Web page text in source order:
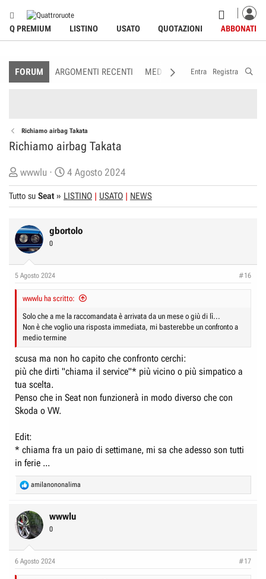
Q PREMIUM LISTINO USATO QUOTAZIONI ABBONATI
FORUM ARGOMENTI RECENTI MEDIA MEMBRI
Entra Registra
Richiamo airbag Takata
Richiamo airbag Takata
C
r
e
t
o
e
s
c
u
s
s
i
o
n
wwwlu
D
a
t
d
z
i
o
4 Agosto 2024
Tutto su Seat» LISTINO USATO NEWS
gbortolo
0
5 Agosto 2024 #16
wwwlu ha scritto:
Solo che a me la raccomandata è arrivata da un mese o giù di lì...
Non è che voglio una risposta immediata, mi basterebbe un confronto a
medio termine
scusa ma non ho capito che confronto cerchi:
più che dirti "chiama il service"* più vicino o più simpatico a
tua scelta.
Penso che in Seat non funzionerà in modo diverso che con
Skoda o VW.
Edit:
* chiama fra un paio di settimane, mi sa che adesso son tutti
in ferie ...
R
e
c
t
i
s
amilanononalima
wwwlu
0
6 Agosto 2024 #17